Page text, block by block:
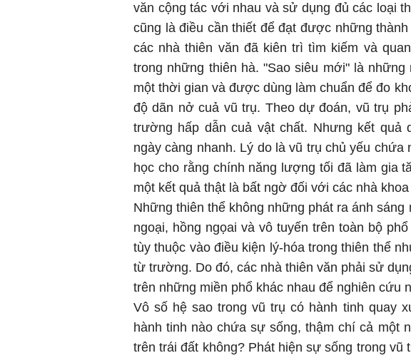
văn cộng tác với nhau và sử dụng đủ các loại
cũng là điều cần thiết để đạt được những
các nhà thiên văn đã kiên trì tìm kiếm và
trong những thiên hà. "Sao siêu mới" là
một thời gian và được dùng làm chuẩn để đo
độ dãn nở cuả vũ trụ. Theo dự đoán, vũ trụ
trường hấp dẫn cuả vật chất. Nhưng kết quả
ngày càng nhanh. Lý do là vũ trụ chủ yếu
học cho rằng chính năng lượng tối đã làm gia
một kết quả thật là bất ngờ đối với các nhà khoa
Những thiên thể không những phát ra ánh
ngoại, hồng ngọai và vô tuyến trên toàn bộ
tùy thuộc vào điều kiện lý-hóa trong thiên thể
từ trường. Do đó, các nhà thiên văn phải sử
trên những miền phổ khác nhau để nghiên cứu
Vô số hệ sao trong vũ trụ có hành tinh quay
hành tinh nào chứa sự sống, thậm chí cả một
trên trái đất không? Phát hiện sự sống trong vũ